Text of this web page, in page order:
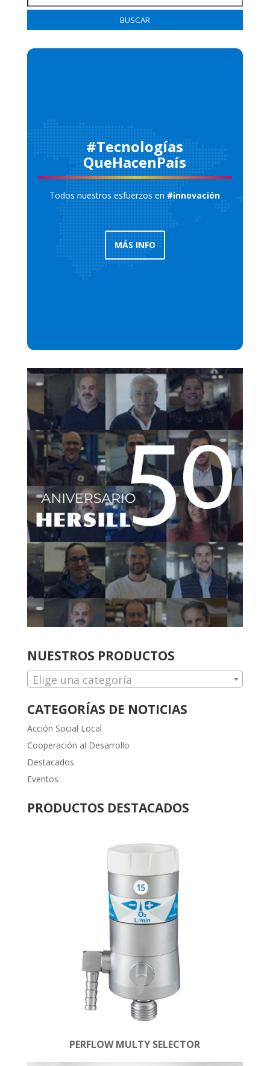
por:
BUSCAR
#Tecnologías
QueHacenPaís
Todos nuestros esfuerzos en #innovación
MÁS INFO
NUESTROS PRODUCTOS
Elige una categoría
CATEGORÍAS DE NOTICIAS
Acción Social Local
Cooperación al Desarrollo
Destacados
Eventos
PRODUCTOS DESTACADOS
PERFLOW MULTY SELECTOR